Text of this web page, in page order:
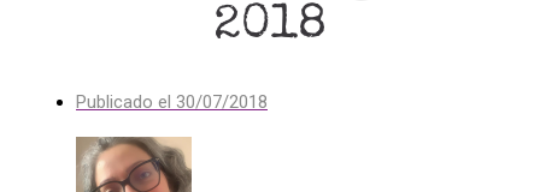
2018
Publicado el 30/07/2018